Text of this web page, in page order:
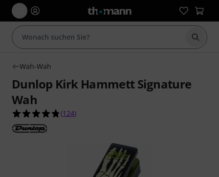
Suche
Wah-Wah
Dunlop Kirk Hammett Signature
Wah
4.8 von 5 Sternen aus 124 Kundenbewertungen
(124)